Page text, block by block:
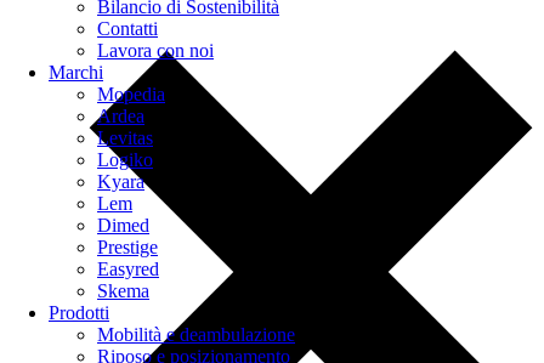
Bilancio di Sostenibilità
Contatti
Lavora con noi
Marchi
Mopedia
Ardea
Levitas
Logiko
Kyara
Lem
Dimed
Prestige
Easyred
Skema
Prodotti
Mobilità e deambulazione
Riposo e posizionamento